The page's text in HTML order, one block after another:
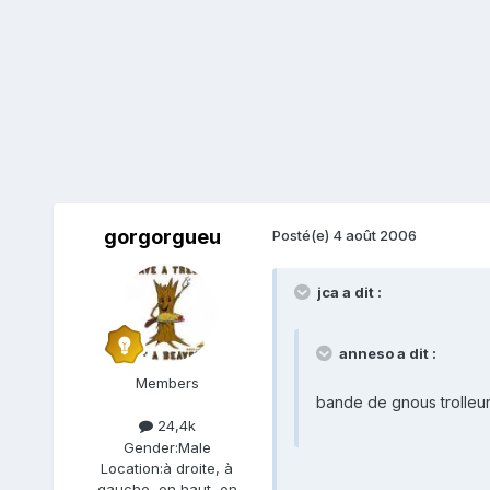
gorgorgueu
Members
24,4k
Gender:Male
Location:à droite, à
Posté(e) 4 août 2006
jca a dit :
anneso a dit :
bande de gnous trolleur